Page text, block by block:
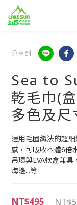
分享到
Sea to
乾毛巾(
多色及尺
運用毛圈織法的超
感，可吸收本體6倍
吊環與EVA軟盒兼
海邊...等
NT$495